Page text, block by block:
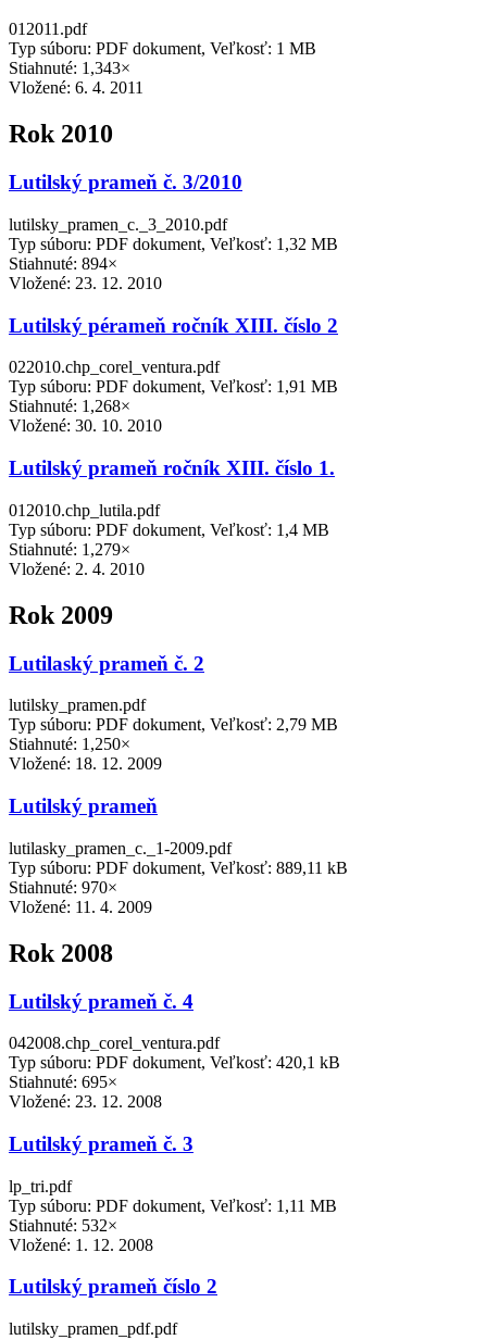
012011.pdf
Typ súboru: PDF dokument, Veľkosť: 1 MB
Stiahnuté: 1,343×
Vložené: 6. 4. 2011
Rok 2010
Lutilský prameň č. 3/2010
lutilsky_pramen_c._3_2010.pdf
Typ súboru: PDF dokument, Veľkosť: 1,32 MB
Stiahnuté: 894×
Vložené: 23. 12. 2010
Lutilský pérameň ročník XIII. číslo 2
022010.chp_corel_ventura.pdf
Typ súboru: PDF dokument, Veľkosť: 1,91 MB
Stiahnuté: 1,268×
Vložené: 30. 10. 2010
Lutilský prameň ročník XIII. číslo 1.
012010.chp_lutila.pdf
Typ súboru: PDF dokument, Veľkosť: 1,4 MB
Stiahnuté: 1,279×
Vložené: 2. 4. 2010
Rok 2009
Lutilaský prameň č. 2
lutilsky_pramen.pdf
Typ súboru: PDF dokument, Veľkosť: 2,79 MB
Stiahnuté: 1,250×
Vložené: 18. 12. 2009
Lutilský prameň
lutilasky_pramen_c._1-2009.pdf
Typ súboru: PDF dokument, Veľkosť: 889,11 kB
Stiahnuté: 970×
Vložené: 11. 4. 2009
Rok 2008
Lutilský prameň č. 4
042008.chp_corel_ventura.pdf
Typ súboru: PDF dokument, Veľkosť: 420,1 kB
Stiahnuté: 695×
Vložené: 23. 12. 2008
Lutilský prameň č. 3
lp_tri.pdf
Typ súboru: PDF dokument, Veľkosť: 1,11 MB
Stiahnuté: 532×
Vložené: 1. 12. 2008
Lutilský prameň číslo 2
lutilsky_pramen_pdf.pdf